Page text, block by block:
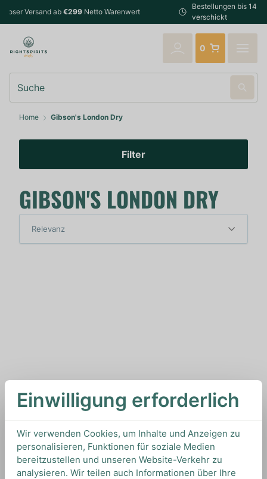
Bestellungen bis 14:00 Uhr (Mo-Fr) werden noch am selben Tag
verschickt
0
Home Gibson's London Dry
Filter
GIBSON'S LONDON DRY
Einwilligung erforderlich
Wir verwenden Cookies, um Inhalte und Anzeigen zu
personalisieren, Funktionen für soziale Medien
bereitzustellen und unseren Website-Verkehr zu
analysieren. Wir teilen auch Informationen über Ihre